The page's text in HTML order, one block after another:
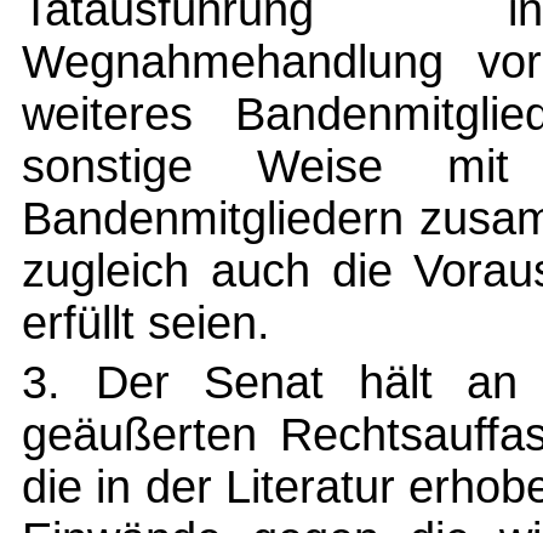
Wegnahmehandlung
weiteres
sonstige Weise
Bandenmitgliedern
zugleich auch die
erfüllt seien.
3. Der Senat hält an
geäußerten
die in der Literatur